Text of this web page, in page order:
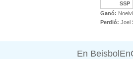
SSP
Ganó:
Perdió: Joel
En